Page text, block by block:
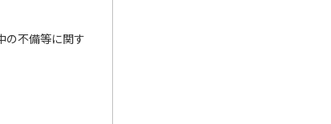
の不備等に関す